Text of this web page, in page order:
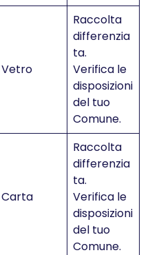
Vetro
Raccolta
differenzia
ta.
Verifica le
disposizioni
del tuo
Comune.
Carta
Raccolta
differenzia
ta.
Verifica le
disposizioni
del tuo
Comune.